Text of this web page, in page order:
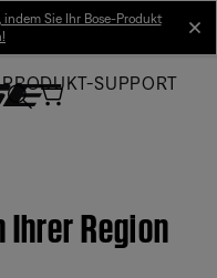
Sie Ihr Bose-Produkt
PRODUKT-SUPPORT
Region